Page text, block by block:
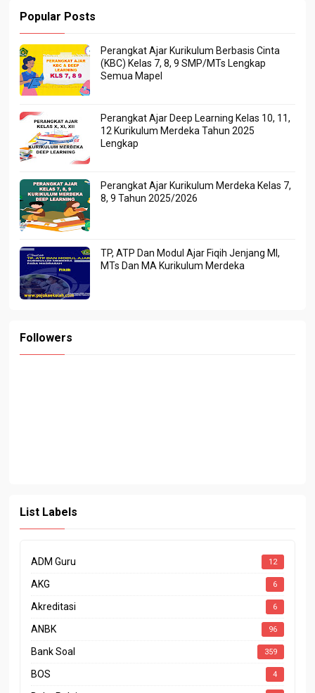
Popular Posts
Perangkat Ajar Kurikulum Berbasis Cinta
(KBC) Kelas 7, 8, 9 SMP/MTs Lengkap
Semua Mapel
Perangkat Ajar Deep Learning Kelas 10, 11,
12 Kurikulum Merdeka Tahun 2025
Lengkap
Perangkat Ajar Kurikulum Merdeka Kelas 7,
8, 9 Tahun 2025/2026
TP, ATP Dan Modul Ajar Fiqih Jenjang MI,
MTs Dan MA Kurikulum Merdeka
Followers
List Labels
ADM Guru 12
AKG 6
Akreditasi 6
ANBK 96
Bank Soal 359
BOS 4